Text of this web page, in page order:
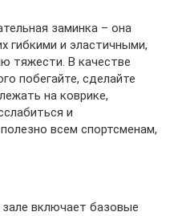
заминка – она
гибкими и эластичными,
тяжести. В качестве
побегайте, сделайте
на коврике,
и
всем спортсменам,
включает базовые